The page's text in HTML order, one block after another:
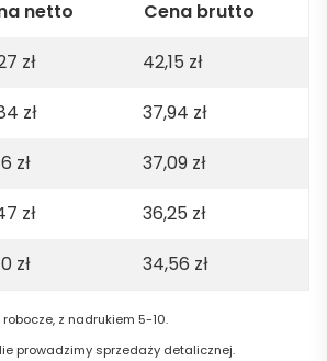
netto
Cena brutto
zł 42,15 zł
zł 37,94 zł
zł 37,09 zł
zł 36,25 zł
zł 34,56 zł
z nadrukiem 5-10.
prowadzimy sprzedaży detalicznej.